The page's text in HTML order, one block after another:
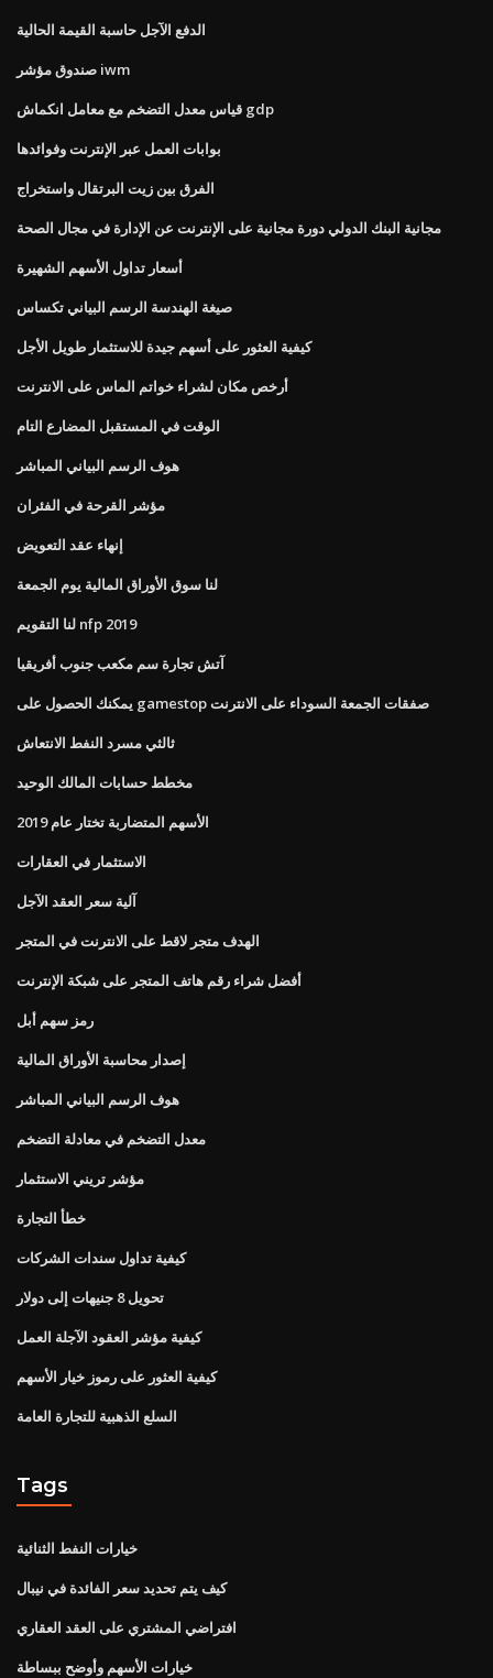
الدفع الآجل حاسبة القيمة الحالية
صندوق مؤشر iwm
قياس معدل التضخم مع معامل انكماش gdp
بوابات العمل عبر الإنترنت وفوائدها
الفرق بين زيت البرتقال واستخراج
مجانية البنك الدولي دورة مجانية على الإنترنت عن الإدارة في مجال الصحة
أسعار تداول الأسهم الشهيرة
صيغة الهندسة الرسم البياني تكساس
كيفية العثور على أسهم جيدة للاستثمار طويل الأجل
أرخص مكان لشراء خواتم الماس على الانترنت
الوقت في المستقبل المضارع التام
هوف الرسم البياني المباشر
مؤشر القرحة في الفئران
إنهاء عقد التعويض
لنا سوق الأوراق المالية يوم الجمعة
لنا التقويم nfp 2019
آتش تجارة سم مكعب جنوب أفريقيا
يمكنك الحصول على gamestop صفقات الجمعة السوداء على الانترنت
ثالثي مسرد النفط الانتعاش
مخطط حسابات المالك الوحيد
الأسهم المتضاربة تختار عام 2019
الاستثمار في العقارات
آلية سعر العقد الآجل
الهدف متجر لاقط على الانترنت في المتجر
أفضل شراء رقم هاتف المتجر على شبكة الإنترنت
رمز سهم أبل
إصدار محاسبة الأوراق المالية
هوف الرسم البياني المباشر
معدل التضخم في معادلة التضخم
مؤشر تريني الاستثمار
خطأ التجارة
كيفية تداول سندات الشركات
تحويل 8 جنيهات إلى دولار
كيفية مؤشر العقود الآجلة العمل
كيفية العثور على رموز خيار الأسهم
السلع الذهبية للتجارة العامة
Tags
خيارات النفط الثنائية
كيف يتم تحديد سعر الفائدة في نيبال
افتراضي المشتري على العقد العقاري
خيارات الأسهم وأوضح ببساطة